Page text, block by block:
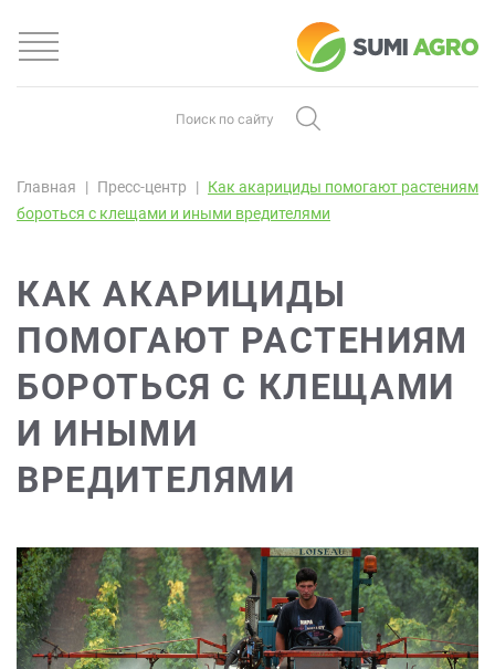
Главная Пресс-центр
Как акарициды помогают растениям
бороться с клещами и иными вредителями
КАК АКАРИЦИДЫ
ПОМОГАЮТ РАСТЕНИЯМ
БОРОТЬСЯ С КЛЕЩАМИ
И ИНЫМИ
ВРЕДИТЕЛЯМИ